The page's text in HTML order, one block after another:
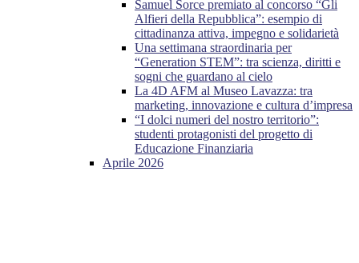
Samuel Sorce premiato al concorso “Gli
Alfieri della Repubblica”: esempio di
cittadinanza attiva, impegno e solidarietà
Una settimana straordinaria per
“Generation STEM”: tra scienza, diritti e
sogni che guardano al cielo
La 4D AFM al Museo Lavazza: tra
marketing, innovazione e cultura d’impresa
“I dolci numeri del nostro territorio”:
studenti protagonisti del progetto di
Educazione Finanziaria
Aprile 2026